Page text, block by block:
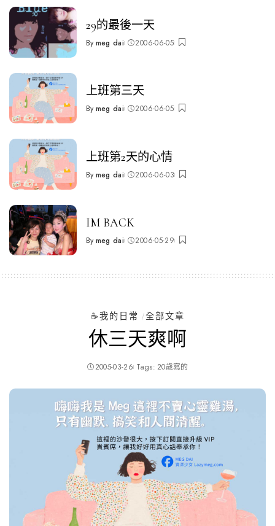
29的最後一天
Posted
By meg dai 2006-06-05
上班第三天
Posted
By meg dai 2006-06-05
上班第2天的心情
Posted
By meg dai 2006-06-03
IM BACK
Posted
By meg dai 2006-05-29
☕️我的日常 全部文章
休三天爽啊
2005-03-26 Tags: 20歲寫的